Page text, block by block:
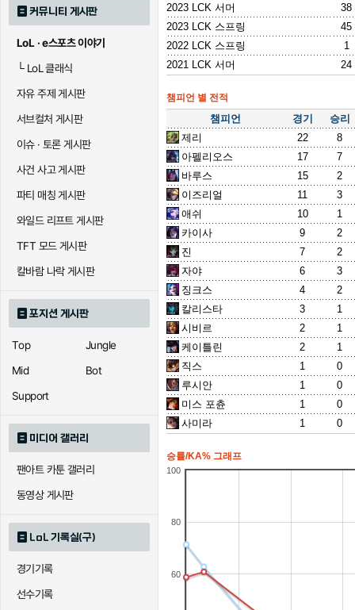
커뮤니티 게시판
LoL · e스포츠 이야기
└LoL 클래식
자유 주제 게시판
서브컬처 게시판
이슈 · 토론 게시판
사건 사고 게시판
파티 매칭 게시판
와일드 리프트 게시판
TFT 모드 게시판
칼바람 나락 게시판
포지션 게시판
Top
Jungle
Mid
Bot
Support
미디어 갤러리
팬아트 카툰 갤러리
동영상 게시판
LoL 기록실(구)
경기기록
선수기록
2023 LCK 서머
38
2023 LCK 스프링
45
2022 LCK 스프링
1
2021 LCK 서머
24
챔피언 별 전적
챔피언 경기
승리
제리
22
8
아펠리오스
17
7
바루스
15
2
이즈리얼
11
3
애쉬
10
1
카이사
9
2
진
7
2
자야
6
3
징크스
4
2
칼리스타
3
1
시비르
2
1
케이틀린
2
1
직스
1
0
루시안
1
0
미스 포츈
1
0
사미라
1 0
승률/KA% 그래프
60
80
100